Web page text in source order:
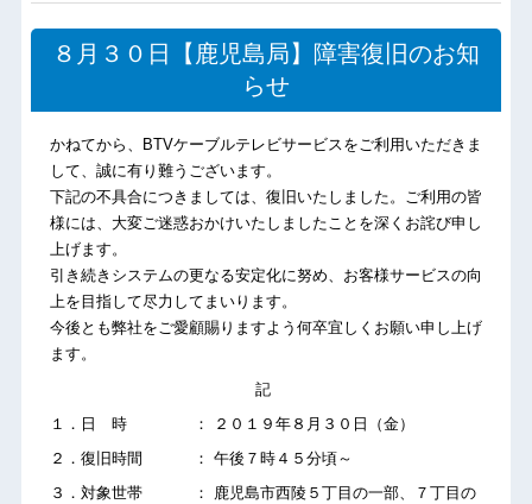
８月３０日【鹿児島局】障害復旧のお知
らせ
かねてから、BTVケーブルテレビサービスをご利用いただきま
して、誠に有り難うございます。
下記の不具合につきましては、復旧いたしました。ご利用の皆
様には、大変ご迷惑おかけいたしましたことを深くお詫び申し
上げます。
引き続きシステムの更なる安定化に努め、お客様サービスの向
上を目指して尽力してまいります。
今後とも弊社をご愛顧賜りますよう何卒宜しくお願い申し上げ
ます。
記
１．日 時 ： ２０１９年８月３０日（金）
２．復旧時間 ： 午後７時４５分頃～
３．対象世帯 ： 鹿児島市西陵５丁目の一部、７丁目の